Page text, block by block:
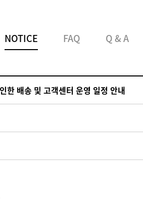
NOTICE FAQ Q & A
한 배송 및 고객센터 운영 일정 안내